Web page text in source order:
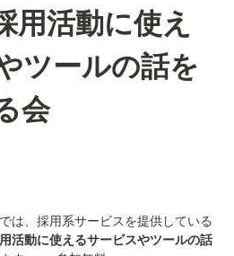
用活動に使え
ツールの話を
会
では、採用系サービスを提供している
活動に使えるサービスやツールの話